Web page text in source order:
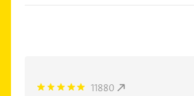
5.0 11880